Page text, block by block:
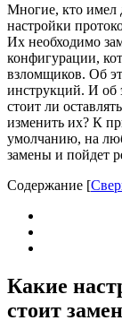
Многие, кто имел
настройки
Их необходимо
конфигурации,
взломщиков. Об
инструкций. И об
стоит ли
изменить их? К
умолчанию, на
замены и пойдет
Содержание [
Какие
стоит